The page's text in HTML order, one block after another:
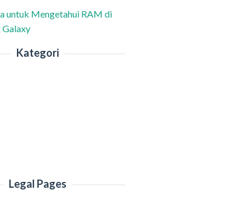
untuk Mengetahui RAM di
Galaxy
Kategori
Legal Pages